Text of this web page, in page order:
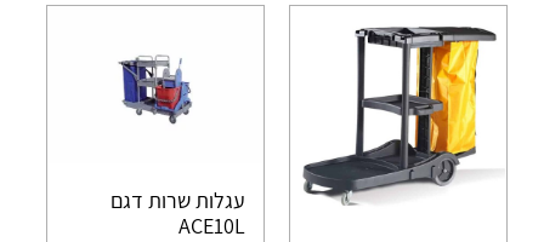
עגלות שרות דגם
ACE10L